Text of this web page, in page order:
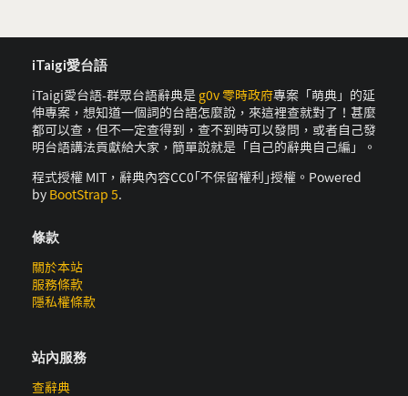
iTaigi愛台語
iTaigi愛台語-群眾台語辭典是 g0v 零時政府專案「萌典」的延
伸專案，想知道一個詞的台語怎麼說，來這裡查就對了！甚麼
都可以查，但不一定查得到，查不到時可以發問，或者自己發
明台語講法貢獻給大家，簡單說就是「自己的辭典自己編」。
程式授權 MIT，辭典內容CC0｢不保留權利｣授權。Powered
by BootStrap 5.
條款
關於本站
服務條款
隱私權條款
站內服務
查辭典